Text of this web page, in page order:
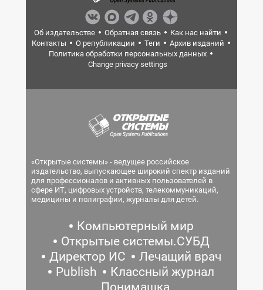
Об издательстве Обратная связь
Как нас найти
Контакты
О републикации Теги
Архив изданий
Политика обработки персональных данных
Change privacy settings
«Открытые системы» - ведущее российское
издательство, выпускающее широкий спектр изданий
для профессионалов и активных пользователей в
сфере ИТ, цифровых устройств, телекоммуникаций,
медицины и полиграфии, журналы для детей.
Компьютерный мир
Открытые системы.СУБД
Директор ИС
Лечащий врач
Publish
Классный журнал
Понимашка